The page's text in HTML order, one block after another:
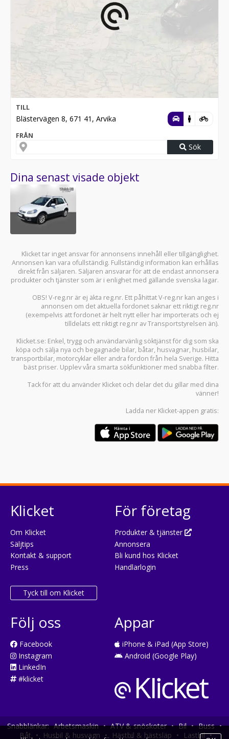
TILL
Blästervägen 8, 671 41, Arvika
FRÅN
Sök
Dina senast visade objekt
Klicket tar inget ansvar för annonsens innehåll eller tillgänglighet.
Annonsen kan vara ofullständig. Fullständig information kan erhållas
direkt från säljaren. Säljaren ansvarar för att de endast annonsera
produkter och tjänster som är i enlighet med gällande svenska lagar.
OBS! V-reg.nr är ej äkta reg.nr. Ett påhittat V-reg.nr kan anges i
annonsen om det aktuella fordonet saknar ett riktigt reg.nr
(exempelvis att fordonet är helt nytt eller har importerats och ej
tilldelats ett riktigt reg.nr av Transportstyrelsen än).
Klicket.se: Enkel, trygg och användarvänlig söktjänst för dig som ska
köpa och sälja nya och begagnade bilar, båtar, husvagnar, husbilar,
transportbilar, motorcyklar eller andra fordon från hela Sverige. Hitta
bäst priser. Upplev våra smarta sökfunktioner med snabba filter.
Tack för att du använder Klicket och delar det du gillar med dina
vänner!
Ladda ner Klicket-appen gratis:
Klicket
Om Klicket
Säljtips
Kontakt & support
Press
Tyck till om Klicket
För företag
Produkter & tjänster
Annonsera
Bli kund hos Klicket
Handlarlogin
Följ oss
Facebook
Instagram
LinkedIn
#klicket
Appar
iPhone & iPad (App Store)
Android (Google Play)
Snabblänkar: Arbetsmaskin • ATV & snöskoter • Bil • Buss •
Båt • Husbil & husvagn • Hästbil & hästsläp • Lastbil •